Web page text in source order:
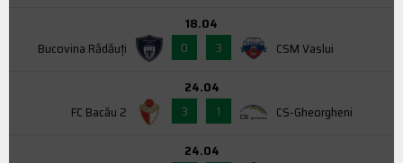
Bucovina Rădăuți
18.04
0
3 CSM Vaslui
FC Bacău 2
24.04
3
1 CS-Gheorgheni
24.04